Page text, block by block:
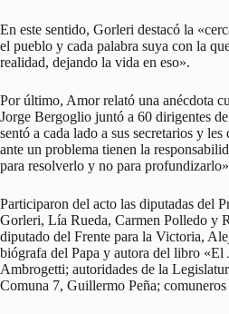
En este sentido, Gorleri destacó la
el pueblo y cada palabra suya con la
realidad, dejando la vida en eso».
Por último, Amor relató una anécdota
Jorge Bergoglio juntó a 60 dirigentes
sentó a cada lado a sus secretarios y
ante un problema tienen la
para resolverlo y no para
Participaron del acto las diputadas del
Gorleri, Lía Rueda, Carmen Polledo y
diputado del Frente para la Victoria,
biógrafa del Papa y autora del libro «El
Ambrogetti; autoridades de la
Comuna 7, Guillermo Peña;